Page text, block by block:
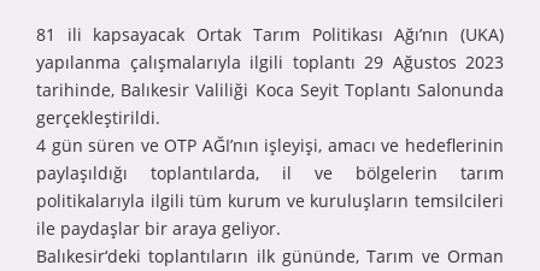
81 ili kapsayacak Ortak Tarım Politikası Ağı’nın (UKA)
yapılanma çalışmalarıyla ilgili toplantı 29 Ağustos 2023
tarihinde, Balıkesir Valiliği Koca Seyit Toplantı Salonunda
gerçekleştirildi.
4 gün süren ve OTP AĞI’nın işleyişi, amacı ve hedeflerinin
paylaşıldığı toplantılarda, il ve bölgelerin tarım
politikalarıyla ilgili tüm kurum ve kuruluşların temsilcileri
ile paydaşlar bir araya geliyor.
Balıkesir‘deki toplantıların ilk gününde, Tarım ve Orman